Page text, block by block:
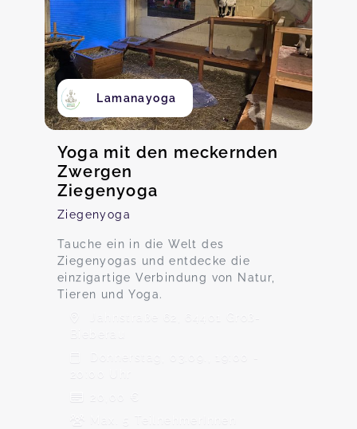
Lamanayoga
Yoga mit den meckernden
Zwergen
Ziegenyoga
Ziegenyoga
Tauche ein in die Welt des
Ziegenyogas und entdecke die
einzigartige Verbindung von Natur,
Tieren und Yoga.
Jahnstraße 62, 64401 Groß-
Donnerstag, 03.09., 19:00 -
20:00 Uhr
20,00 €
Max. 5 TeilnehmerInnen